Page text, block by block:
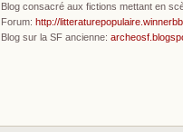
Blog consacré aux fictions mettant en
Forum: http://
Blog sur la SF ancienne: